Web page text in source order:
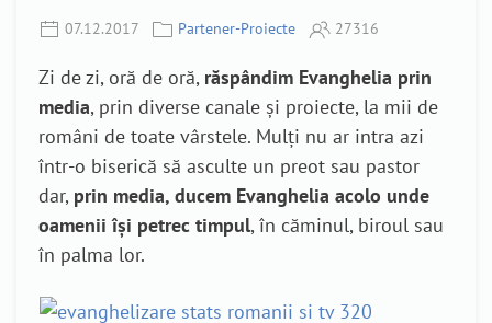
07.12.2017 Partener-Proiecte 27316
Zi de zi, oră de oră, răspândim Evanghelia prin
media, prin diverse canale și proiecte, la mii de
români de toate vârstele. Mulți nu ar intra azi
într-o biserică să asculte un preot sau pastor
dar, prin media, ducem Evanghelia acolo unde
oamenii își petrec timpul, în căminul, biroul sau
în palma lor.